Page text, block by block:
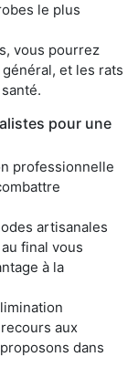
le plus
vous pourrez
et les rats
pour une
professionnelle
artisanales
final vous
à la
aux
dans